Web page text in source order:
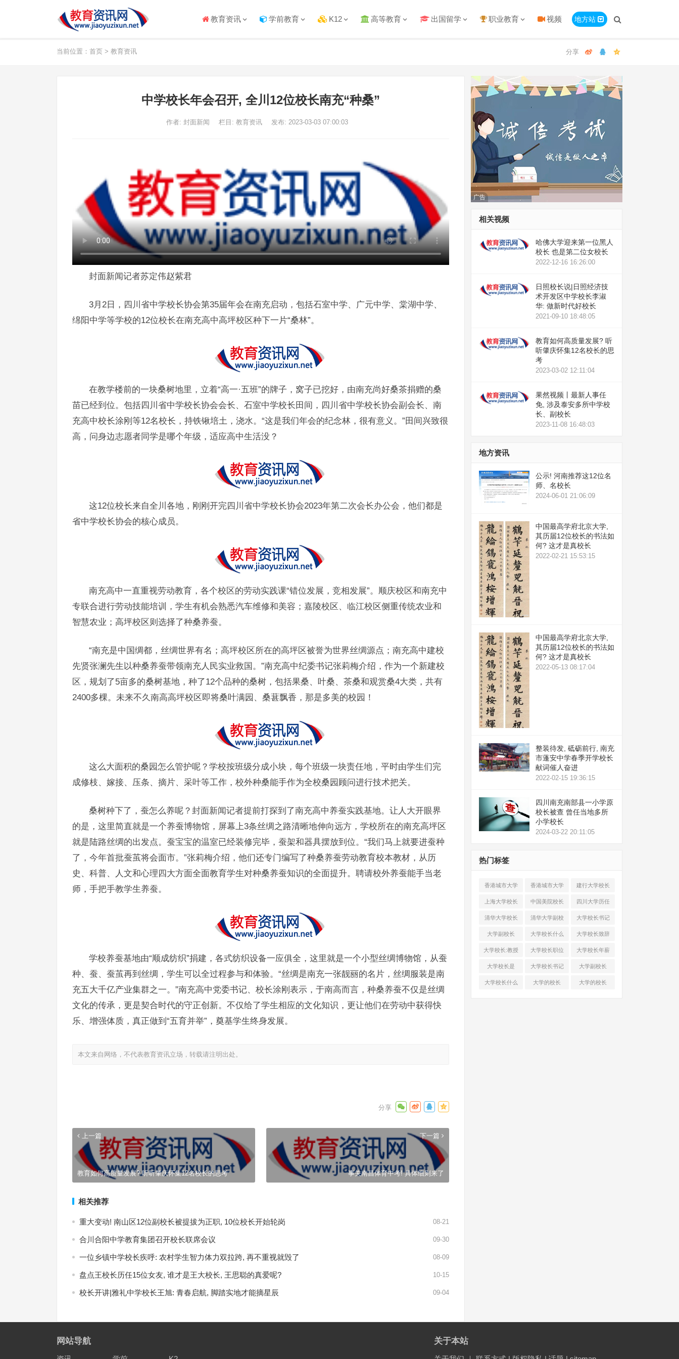
教育资讯 学前教育 K12 高等教育 出国留学 职业教育 视频 地方站
当前位置： 首页 > 教育资讯
中学校长年会召开, 全川12位校长南充“种桑”
作者: 封面新闻 栏目: 教育资讯 发布: 2023-03-03 07:00:03
封面新闻记者苏定伟赵紫君
3月2日，四川省中学校长协会第35届年会在南充启动，包括石室中学、广元中学、棠湖中学、
绵阳中学等学校的12位校长在南充高中高坪校区种下一片“桑林”。
在教学楼前的一块桑树地里，立着“高一·五班”的牌子，窝子已挖好，由南充尚好桑茶捐赠的桑
苗已经到位。包括四川省中学校长协会会长、石室中学校长田间，四川省中学校长协会副会长、南
充高中校长涂刚等12名校长，持铁锹培土，浇水。“这是我们年会的纪念林，很有意义。”田间兴致很
高，问身边志愿者同学是哪个年级，适应高中生活没？
这12位校长来自全川各地，刚刚开完四川省中学校长协会2023年第二次会长办公会，他们都是
省中学校长协会的核心成员。
南充高中一直重视劳动教育，各个校区的劳动实践课“错位发展，竞相发展”。顺庆校区和南充中
专联合进行劳动技能培训，学生有机会熟悉汽车维修和美容；嘉陵校区、临江校区侧重传统农业和
智慧农业；高坪校区则选择了种桑养蚕。
“南充是中国绸都，丝绸世界有名；高坪校区所在的高坪区被誉为世界丝绸源点；南充高中建校
先贤张澜先生以种桑养蚕带领南充人民实业救国。”南充高中纪委书记张莉梅介绍，作为一个新建校
区，规划了5亩多的桑树基地，种了12个品种的桑树，包括果桑、叶桑、茶桑和观赏桑4大类，共有
2400多棵。未来不久南高高坪校区即将桑叶满园、桑葚飘香，那是多美的校园！
这么大面积的桑园怎么管护呢？学校按班级分成小块，每个班级一块责任地，平时由学生们完
成修枝、嫁接、压条、摘片、采叶等工作，校外种桑能手作为全校桑园顾问进行技术把关。
桑树种下了，蚕怎么养呢？封面新闻记者提前打探到了南充高中养蚕实践基地。让人大开眼界
的是，这里简直就是一个养蚕博物馆，屏幕上3条丝绸之路清晰地伸向远方，学校所在的南充高坪区
就是陆路丝绸的出发点。蚕宝宝的温室已经装修完毕，蚕架和器具摆放到位。“我们马上就要进蚕种
了，今年首批蚕茧将会面市。”张莉梅介绍，他们还专门编写了种桑养蚕劳动教育校本教材，从历
史、科普、人文和心理四大方面全面教育学生对种桑养蚕知识的全面提升。聘请校外养蚕能手当老
师，手把手教学生养蚕。
学校养蚕基地由“顺成纺织”捐建，各式纺织设备一应俱全，这里就是一个小型丝绸博物馆，从蚕
种、蚕、蚕茧再到丝绸，学生可以全过程参与和体验。“丝绸是南充一张靓丽的名片，丝绸服装是南
充五大千亿产业集群之一。”南充高中党委书记、校长涂刚表示，于南高而言，种桑养蚕不仅是丝绸
文化的传承，更是契合时代的守正创新。不仅给了学生相应的文化知识，更让他们在劳动中获得快
乐、增强体质，真正做到“五育并举”，奠基学生终身发展。
本文来自网络，不代表教育资讯立场，转载请注明出处。
上一篇
教育如何高质量发展? 听听肇庆怀集12名校长的思考
下一篇
事关南昌体育中考! 具体细则来了
相关推荐
重大变动! 南山区12位副校长被提拔为正职, 10位校长开始轮岗 08-21
合川合阳中学教育集团召开校长联席会议 09-30
一位乡镇中学校长疾呼: 农村学生智力体力双拉跨, 再不重视就毁了 08-09
盘点王校长历任15位女友, 谁才是王大校长, 王思聪的真爱呢? 10-15
校长开讲|雅礼中学校长王旭: 青春启航, 脚踏实地才能摘星辰 09-04
广告
相关视频
哈佛大学迎来第一位黑人
校长 也是第二位女校长
2022-12-16 16:26:00
日照校长说|日照经济技
术开发区中学校长李淑
华: 做新时代好校长
2021-09-10 18:48:05
教育如何高质量发展? 听
听肇庆怀集12名校长的思
考
2023-03-02 12:11:04
果然视频丨最新人事任
免, 涉及泰安多所中学校
长、副校长
2023-11-08 16:48:03
地方资讯
公示! 河南推荐这12位名
师、名校长
2024-06-01 21:06:09
中国最高学府北京大学,
其历届12位校长的书法如
何? 这才是真校长
2022-02-21 15:53:15
中国最高学府北京大学,
其历届12位校长的书法如
何? 这才是真校长
2022-05-13 08:17:04
整装待发, 砥砺前行, 南充
市蓬安中学春季开学校长
献词催人奋进
2022-02-15 19:36:15
四川南充南部县一小学原
校长被查 曾任当地多所
小学校长
2024-03-22 20:11:05
热门标签
香港城市大学
校长郭位教授
香港城市大学
校长郭位教授
建行大学校长
副校长
上海大学校长
历任校长
中国美院校长
副校长
四川大学历任
校长.副校长
清华大学校长
副校长名单
清华大学副校
长西湖大学校
大学校长书记
大学副校长 大学校长什么 大学校长致辞
大学校长:教授 大学校长职位 大学校长年薪
大学校长是 大学校长书记 大学副校长
大学校长什么 大学的校长 大学的校长
网站导航 关于本站